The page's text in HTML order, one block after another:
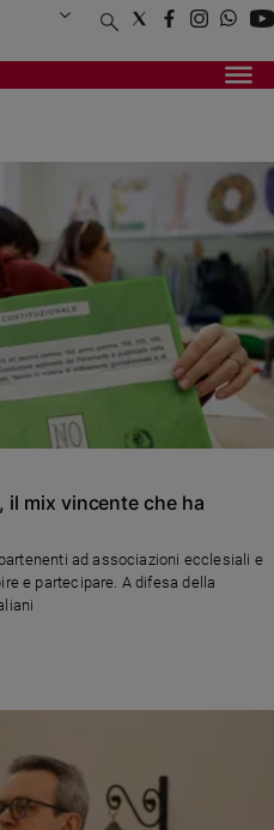
il mix vincente che ha
ad associazioni ecclesiali e
e partecipare. A difesa della